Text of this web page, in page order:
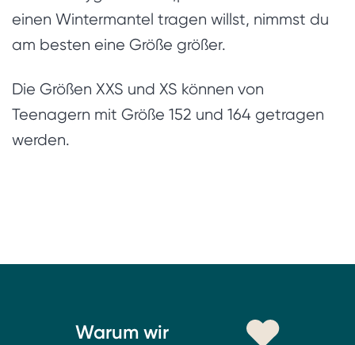
einen Wintermantel tragen willst, nimmst du
am besten eine Größe größer.
Die Größen XXS und XS können von
Teenagern mit Größe 152 und 164 getragen
werden.
Warum wir